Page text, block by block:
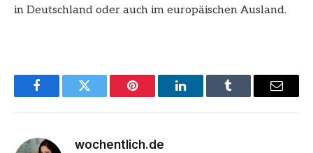
in Deutschland oder auch im europäischen Ausland.
FacebookTwitter Pinterest LinkedInTumblr Email
wochentlich.de